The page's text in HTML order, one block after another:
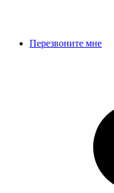
Перезвоните мне